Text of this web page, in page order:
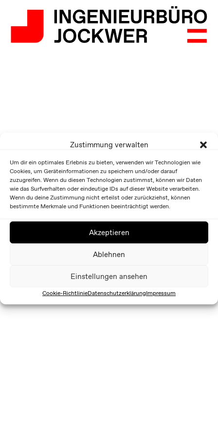
Zustimmung verwalten
Um dir ein optimales Erlebnis zu bieten, verwenden wir Technologien wie
Cookies, um Geräteinformationen zu speichern und/oder darauf
zuzugreifen. Wenn du diesen Technologien zustimmst, können wir Daten
wie das Surfverhalten oder eindeutige IDs auf dieser Website verarbeiten.
Wenn du deine Zustimmung nicht erteilst oder zurückziehst, können
bestimmte Merkmale und Funktionen beeinträchtigt werden.
Akzeptieren
Ablehnen
Einstellungen ansehen
Cookie-RichtlinieDatenschutzerklärungImpressum